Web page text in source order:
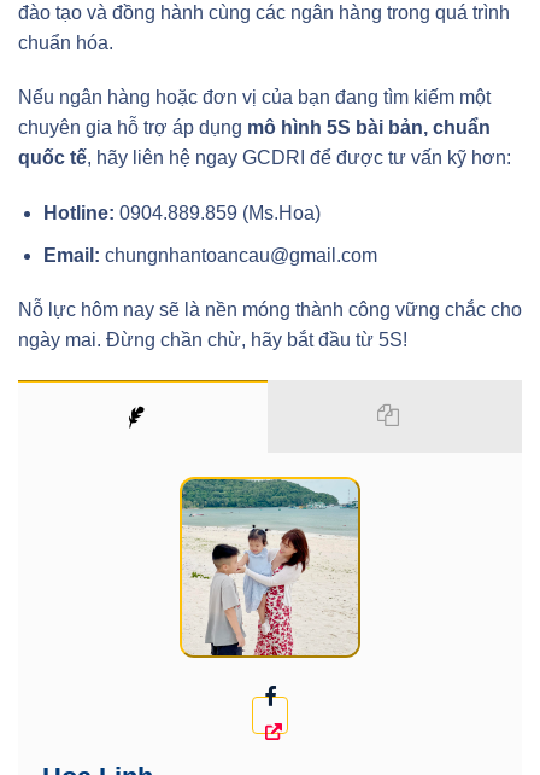
đào tạo và đồng hành cùng các ngân hàng trong quá trình
chuẩn hóa.
Nếu ngân hàng hoặc đơn vị của bạn đang tìm kiếm một
chuyên gia hỗ trợ áp dụng mô hình 5S bài bản, chuẩn
quốc tế, hãy liên hệ ngay GCDRI để được tư vấn kỹ hơn:
Hotline: 0904.889.859 (Ms.Hoa)
Email: chungnhantoancau@gmail.com
Nỗ lực hôm nay sẽ là nền móng thành công vững chắc cho
ngày mai. Đừng chần chừ, hãy bắt đầu từ 5S!